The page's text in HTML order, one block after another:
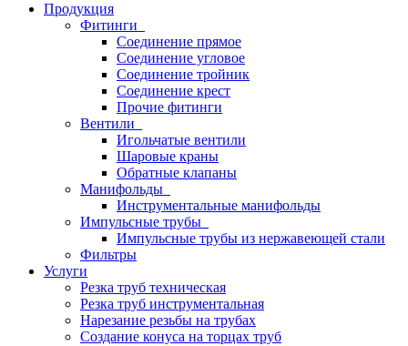
Продукция
Фитинги
Соединение прямое
Соединение угловое
Соединение тройник
Соединение крест
Прочие фитинги
Вентили
Игольчатые вентили
Шаровые краны
Обратные клапаны
Манифольды
Инструментальные манифольды
Импульсные трубы
Импульсные трубы из нержавеющей стали
Фильтры
Услуги
Резка труб техническая
Резка труб инструментальная
Нарезание резьбы на трубах
Создание конуса на торцах труб